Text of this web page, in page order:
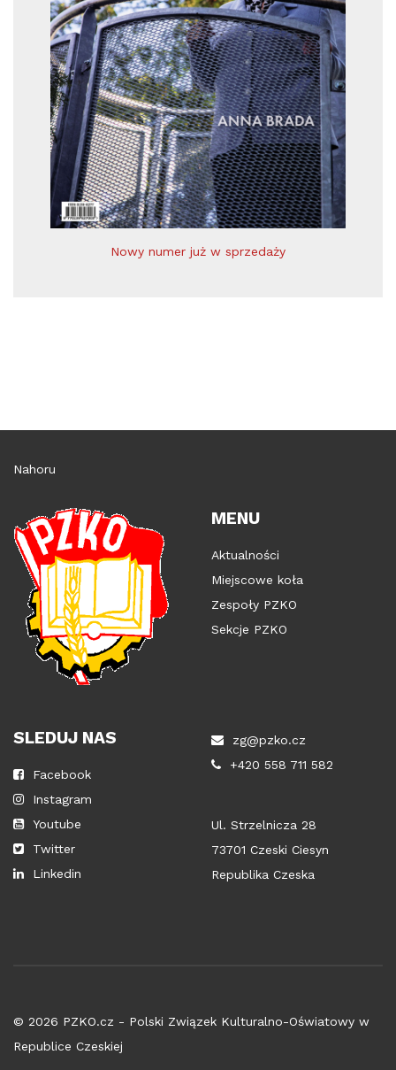
Nowy numer już w sprzedaży
Nahoru
MENU
Aktualności
Miejscowe koła
Zespoły PZKO
Sekcje PZKO
SLEDUJ NAS
Facebook
Instagram
Youtube
Twitter
Linkedin
zg@pzko.cz
+420 558 711 582
Ul. Strzelnicza 28
73701 Czeski Ciesyn
Republika Czeska
© 2026 PZKO.cz - Polski Związek Kulturalno-Oświatowy w
Republice Czeskiej